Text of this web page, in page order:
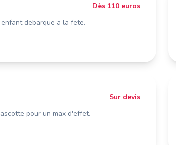
Dès 110 euros
debarque a la fete.
Sur devis
pour un max d'effet.